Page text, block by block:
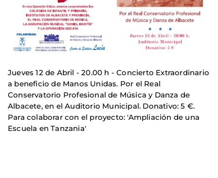
Jueves 12 de Abril - 20.00 h - Concierto Extraordinario
a beneficio de Manos Unidas. Por el Real
Conservatorio Profesional de Música y Danza de
Albacete, en el Auditorio Municipal. Donativo: 5 €.
Para colaborar con el proyecto: 'Ampliación de una
Escuela en Tanzania'